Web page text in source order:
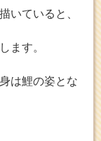
いていると、
ます。
は鯉の姿とな